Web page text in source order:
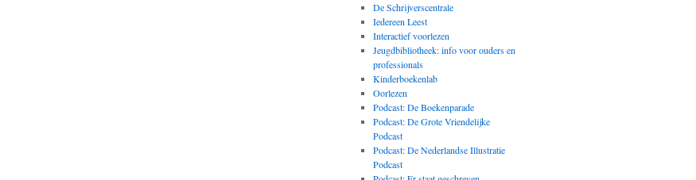
De Schrijverscentrale
Iedereen Leest
Interactief voorlezen
Jeugdbibliotheek: info voor ouders en
professionals
Kinderboekenlab
Oorlezen
Podcast: De Boekenparade
Podcast: De Grote Vriendelijke
Podcast
Podcast: De Nederlandse Illustratie
Podcast